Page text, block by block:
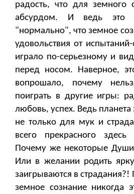
радость, что для земного
абсурдом. И ведь это
"нормально", что земное
удовольствия от
играло по-серьезному и
перед носом. Наверное,
вопрошало, почему
поиграть в другие игры:
любовь, успех. Ведь планета
не только для мук и
всего прекрасного
Почему же некоторые Души
Или в желании родить
заигрываются в страдания?!
земное сознание никогда